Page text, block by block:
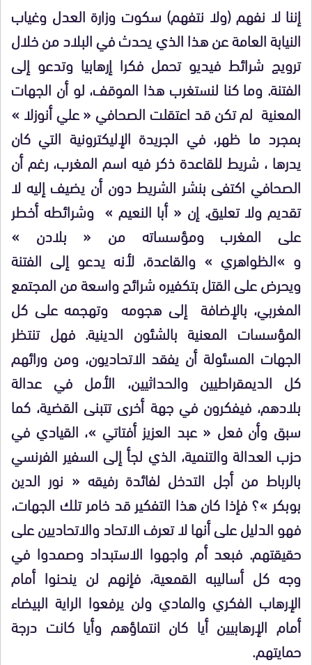
إننا لا نفهم (ولا نتفهم) سكوت وزارة العدل وغياب
النيابة العامة عن هذا الذي يحدث في البلاد من خلال
ترويج شرائط فيديو تحمل فكرا إرهابيا وتدعو إلى
الفتنة. وما كنا لنستغرب هذا الموقف، لو أن الجهات
المعنية لم تكن قد اعتقلت الصحافي « علي أنوزلا »
بمجرد ما ظهر، في الجريدة الإليكترونية التي كان
يدرها ، شريط للقاعدة ذكر فيه اسم المغرب، رغم أن
الصحافي اكتفى بنشر الشريط دون أن يضيف إليه لا
تقديم ولا تعليق. إن « أبا النعيم » وشرائطه أخطر
على المغرب ومؤسساته من « بلادن »
و »الظواهري » والقاعدة، لأنه يدعو إلى الفتنة
ويحرض على القتل بتكفيره شرائح واسعة من المجتمع
المغربي، بالإضافة إلى هجومه وتهجمه على كل
المؤسسات المعنية بالشئون الدينية. فهل تنتظر
الجهات المسئولة أن يفقد الاتحاديون، ومن ورائهم
كل الديمقراطيين والحداثيين، الأمل في عدالة
بلادهم، فيفكرون في جهة أخرى تتبنى القضية، كما
سبق وأن فعل « عبد العزيز أفتاتي »، القيادي في
حزب العدالة والتنمية، الذي لجأ إلى السفير الفرنسي
بالرباط من أجل التدخل لفائدة رفيقه « نور الدين
بوبكر »؟ فإذا كان هذا التفكير قد خامر تلك الجهات،
فهو الدليل على أنها لا تعرف الاتحاد والاتحاديين على
حقيقتهم. فبعد أم واجهوا الاستبداد وصمدوا في
وجه كل أساليبه القمعية، فإنهم لن ينحنوا أمام
الإرهاب الفكري والمادي ولن يرفعوا الراية البيضاء
أمام الإرهابيين أيا كان انتماؤهم وأيا كانت درجة
حمايتهم.